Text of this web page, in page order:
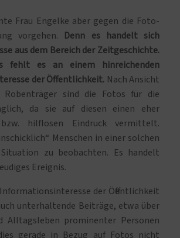
Frau Engelke aber gegen die Foto-
vorgehen. Denn es handelt sich
aus dem Bereich der Zeitgeschichte.
fehlt es an einem hinreichenden
der Öffentlichkeit. Nach Ansicht
Robenträger sind die Fotos für die
da sie auf diesen einen eher
hilflosen Eindruck vermittelt.
Menschen in einer solchen
zu beobachten. Es handelt
Ereignis.
der Öffentlichkeit
unterhaltende Beiträge, etwa über
Alltagsleben prominenter Personen
gerade in Bezug auf Fotos nicht